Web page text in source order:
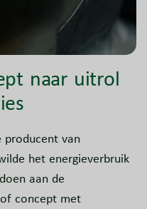
naar uitrol
producent van
het energieverbruik
aan de
concept met